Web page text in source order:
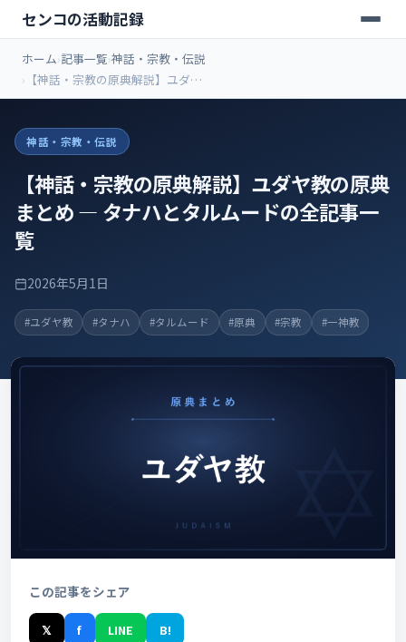
センコの活動記録
ホーム 記事一覧 神話・宗教・伝説
【神話・宗教の原典解説】ユダヤ
教の原典まとめ ― タナハとタルム
神話・宗教・伝説
【神話・宗教の原典解説】ユダヤ教の原典
まとめ ― タナハとタルムードの全記事一
覧
2026年5月1日
#ユダヤ教 #タナハ #タルムード #原典 #宗教 #一神教
この記事をシェア
𝕏 f LINE B!